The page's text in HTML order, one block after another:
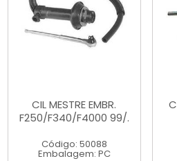
CIL MESTRE EMBR.
F250/F340/F4000 99/.
Código: 50088
Embalagem: PC